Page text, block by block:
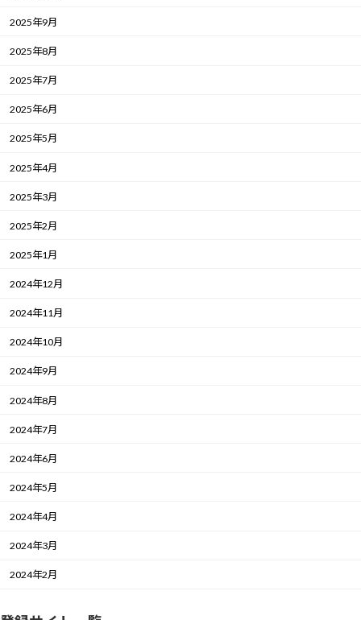
2025年9月
2025年8月
2025年7月
2025年6月
2025年5月
2025年4月
2025年3月
2025年2月
2025年1月
2024年12月
2024年11月
2024年10月
2024年9月
2024年8月
2024年7月
2024年6月
2024年5月
2024年4月
2024年3月
2024年2月